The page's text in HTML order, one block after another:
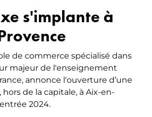
s'implante à
de commerce spécialisé dans
majeur de l'enseignement
annonce l'ouverture d’une
de la capitale, à Aix-en-
2024.